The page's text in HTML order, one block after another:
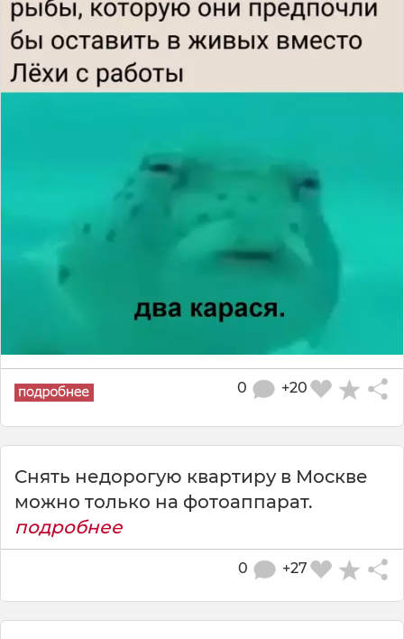
+20
0
Снять недорогую квартиру в Москве
можно только на фотоаппарат.
подробнее
+27
0